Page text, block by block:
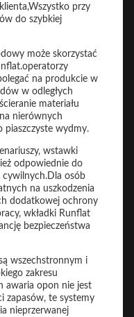
przy
do szybkiej
może skorzystać
na produkcie w
w odległych
materiału
nierównych
piaszczyste wydmy.
wstawki
odpowiednie do
cywilnych.Dla osób
na uszkodzenia
dodatkowej ochrony
wkładki Runflat
bezpieczeństwa
wszechstronnym i
zakresu
awaria opon nie jest
zapasów, te systemy
nieprzerwanej